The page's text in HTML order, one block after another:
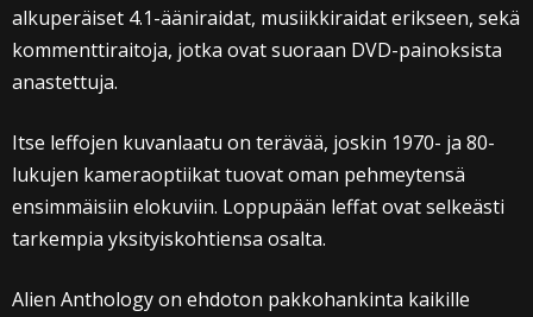
alkuperäiset 4.1-ääniraidat, musiikkiraidat erikseen, sekä
kommenttiraitoja, jotka ovat suoraan DVD-painoksista
anastettuja.
Itse leffojen kuvanlaatu on terävää, joskin 1970- ja 80-
lukujen kameraoptiikat tuovat oman pehmeytensä
ensimmäisiin elokuviin. Loppupään leffat ovat selkeästi
tarkempia yksityiskohtiensa osalta.
Alien Anthology on ehdoton pakkohankinta kaikille